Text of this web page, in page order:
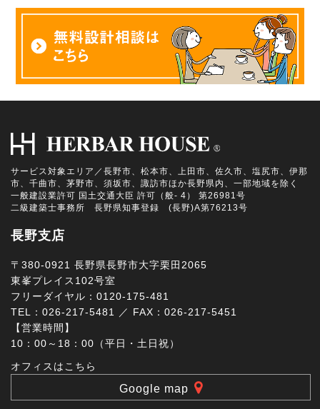
サービス対象エリア／長野市、松本市、上田市、佐久市、塩尻市、伊那
市、千曲市、茅野市、須坂市、諏訪市ほか長野県内、一部地域を除く
一般建設業許可 国土交通大臣 許可（般- 4） 第26981号
二級建築士事務所 長野県知事登録 (長野)A第76213号
長野支店
〒380-0921 長野県長野市大字栗田2065
東峯プレイス102号室
フリーダイヤル：0120-175-481
TEL：026-217-5481 ／ FAX：026-217-5451
【営業時間】
10：00～18：00（平日・土日祝）
オフィスはこちら
Google map